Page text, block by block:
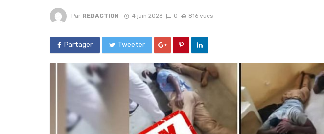
Par REDACTION 4 juin 2026 0 816 vues
Partager Tweeter